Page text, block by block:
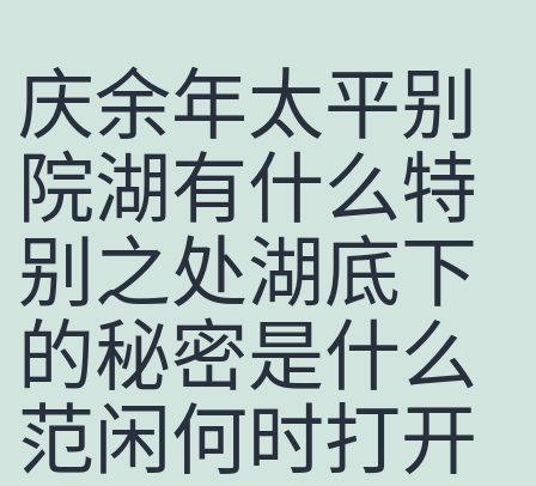
庆余年太平别
院湖有什么特
别之处湖底下
的秘密是什么
范闲何时打开